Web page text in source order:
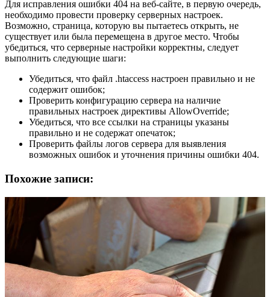
Для исправления ошибки 404 на веб-сайте, в первую очередь,
необходимо провести проверку серверных настроек.
Возможно, страница, которую вы пытаетесь открыть, не
существует или была перемещена в другое место. Чтобы
убедиться, что серверные настройки корректны, следует
выполнить следующие шаги:
Убедиться, что файл .htaccess настроен правильно и не
содержит ошибок;
Проверить конфигурацию сервера на наличие
правильных настроек директивы AllowOverride;
Убедиться, что все ссылки на страницы указаны
правильно и не содержат опечаток;
Проверить файлы логов сервера для выявления
возможных ошибок и уточнения причины ошибки 404.
Похожие записи: